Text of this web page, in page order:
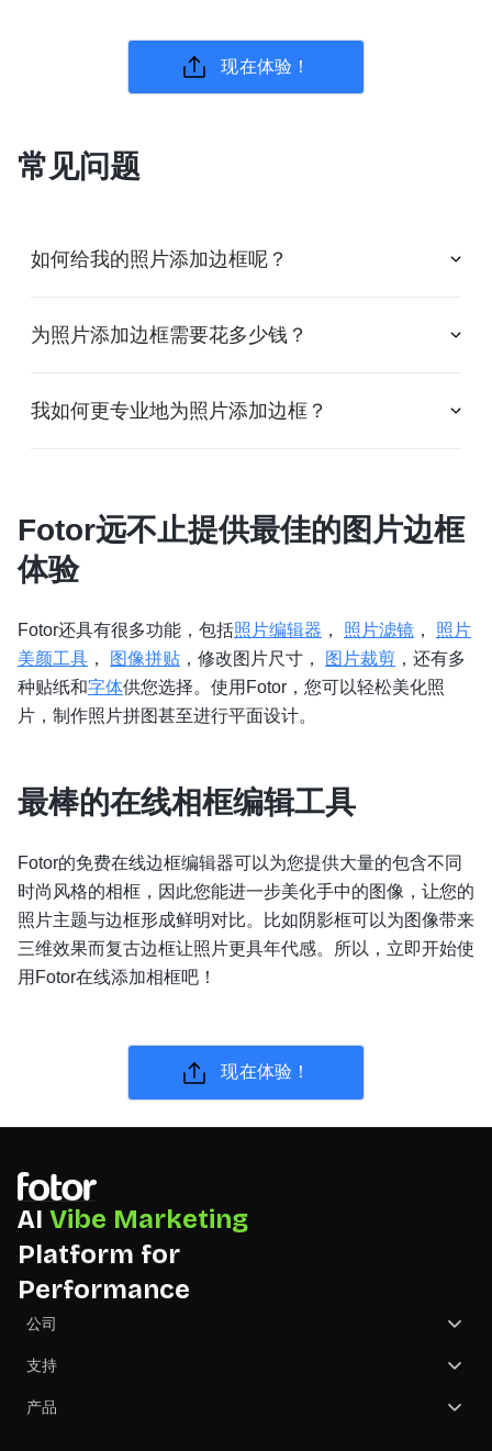
现在体验！
常见问题
如何给我的照片添加边框呢？
为照片添加边框需要花多少钱？
我如何更专业地为照片添加边框？
Fotor远不止提供最佳的图片边框
体验
Fotor还具有很多功能，包括照片编辑器 ， 照片滤镜 ， 照片
美颜工具 ， 图像拼贴 ，修改图片尺寸， 图片裁剪 ，还有多
种贴纸和字体供您选择。使用Fotor，您可以轻松美化照
片，制作照片拼图甚至进行平面设计。
最棒的在线相框编辑工具
Fotor的免费在线边框编辑器可以为您提供大量的包含不同
时尚风格的相框，因此您能进一步美化手中的图像，让您的
照片主题与边框形成鲜明对比。比如阴影框可以为图像带来
三维效果而复古边框让照片更具年代感。所以，立即开始使
用Fotor在线添加相框吧！
现在体验！
AI Vibe Marketing
Platform for
Performance
公司
关于我们
联系我们
支持
帮助中心
产品